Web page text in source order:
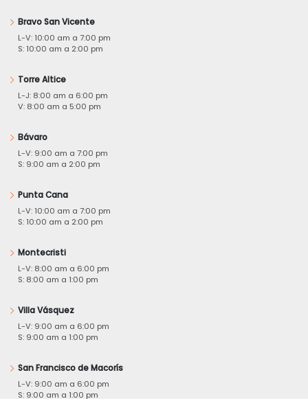
Bravo San Vicente
L-V: 10:00 am a 7:00 pm
S: 10:00 am a 2:00 pm
Torre Altice
L-J: 8:00 am a 6:00 pm
V: 8:00 am a 5:00 pm
Bávaro
L-V: 9:00 am a 7:00 pm
S: 9:00 am a 2:00 pm
Punta Cana
L-V: 10:00 am a 7:00 pm
S: 10:00 am a 2:00 pm
Montecristi
L-V: 8:00 am a 6:00 pm
S: 8:00 am a 1:00 pm
Villa Vásquez
L-V: 9:00 am a 6:00 pm
S: 9:00 am a 1:00 pm
San Francisco de Macorís
L-V: 9:00 am a 6:00 pm
S: 9:00 am a 1:00 pm